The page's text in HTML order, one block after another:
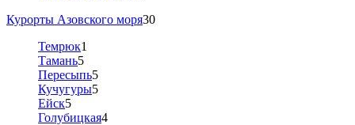
Курорты Азовского моря30
Темрюк1
Тамань5
Пересыпь5
Кучугуры5
Ейск5
Голубицкая4